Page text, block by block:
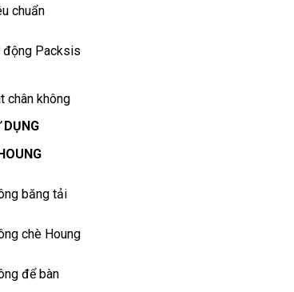
chuẩn
động Packsis
chân không
băng tải
chè Houng
để bàn